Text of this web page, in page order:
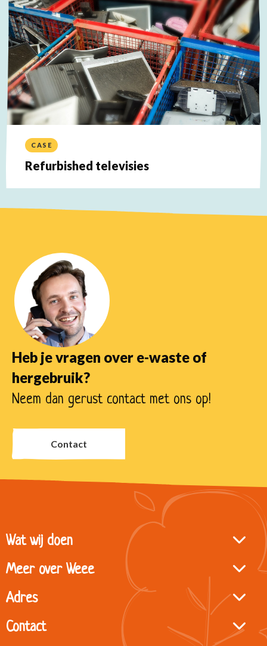
over
CASE
Refurbished televisies
meer
Heb je vragen over e-waste of
hergebruik?
Neem dan gerust contact met ons op!
Contact
Site
footer
Wat wij doen
Meer over Weee
Adres
Contact